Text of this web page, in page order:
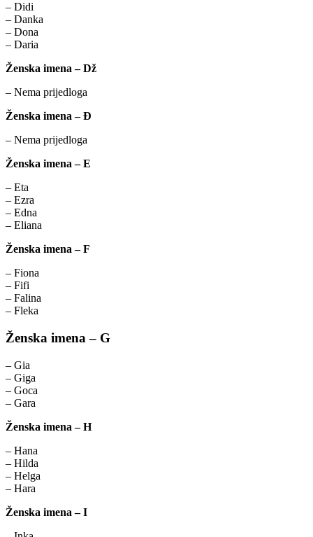
– Didi
– Danka
– Dona
– Daria
Ženska imena – Dž
– Nema prijedloga
Ženska imena – Đ
– Nema prijedloga
Ženska imena – E
– Eta
– Ezra
– Edna
– Eliana
Ženska imena – F
– Fiona
– Fifi
– Falina
– Fleka
Ženska imena – G
– Gia
– Giga
– Goca
– Gara
Ženska imena – H
– Hana
– Hilda
– Helga
– Hara
Ženska imena – I